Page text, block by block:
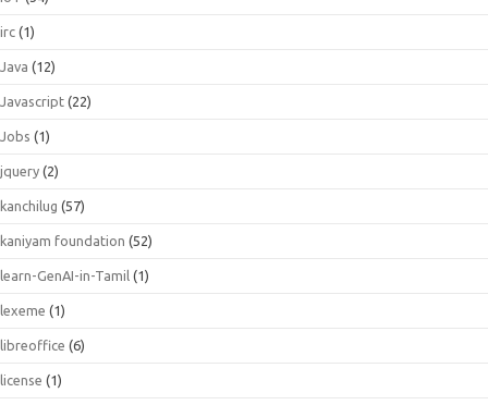
irc (1)
Java (12)
Javascript (22)
Jobs (1)
jquery (2)
kanchilug (57)
kaniyam foundation (52)
learn-GenAI-in-Tamil (1)
lexeme (1)
libreoffice (6)
license (1)